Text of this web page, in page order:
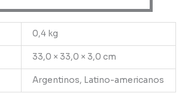
0,4 kg
33,0 × 33,0 × 3,0 cm
Argentinos, Latino-americanos